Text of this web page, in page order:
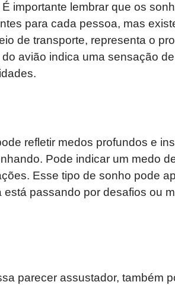
importante lembrar que os
para cada pessoa, mas
de transporte, representa o
avião indica uma sensação
refletir medos profundos e
Pode indicar um medo
Esse tipo de sonho pode
passando por desafios ou
parecer assustador, também